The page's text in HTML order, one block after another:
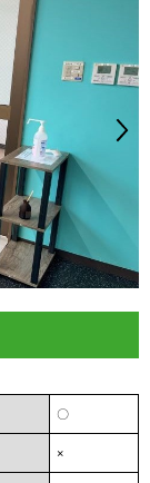
〇
×